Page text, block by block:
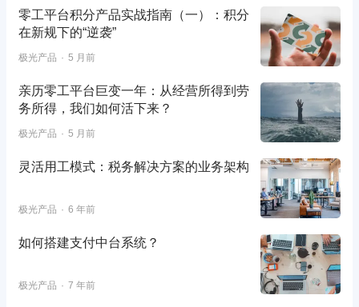
零工平台积分产品实战指南（一）：积分
在新规下的“逆袭”
极光产品 5 月前
亲历零工平台巨变一年：从经营所得到劳
务所得，我们如何活下来？
极光产品 5 月前
灵活用工模式：税务解决方案的业务架构
极光产品 6 年前
如何搭建支付中台系统？
极光产品 7 年前